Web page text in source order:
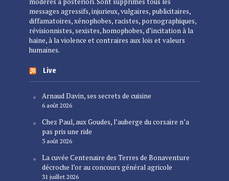
messages agressifs, injurieux, vulgaires, publicitaires,
diffamatoires, xénophobes, racistes, pornographiques,
révisionnistes, sexistes, homophobes, d’incitation à la
haine, à la violence et contraires aux lois et valeurs
humaines.
Live
Arnaud Davin, ses secrets de cuisine
6 août 2026
Chez Paul, aux Goudes, l’auberge du corsaire n’a
pas pris une ride
3 août 2026
La cuvée Centenaire des Terres de Bonaventure
décroche l’or au concours général agricole
31 juillet 2026